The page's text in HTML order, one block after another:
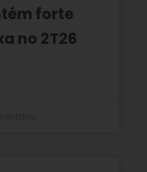
forte
no 2T26